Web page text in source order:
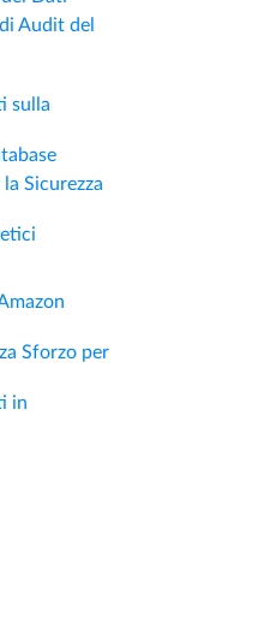
Audit del
sulla
Sicurezza
Sforzo per
in